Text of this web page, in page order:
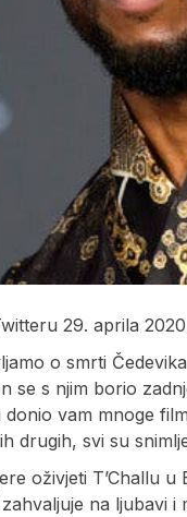
29. aprila
o smrti
se s njim borio
donio vam mnoge
drugih, svi su
oživjeti T’Challu
na ljubavi